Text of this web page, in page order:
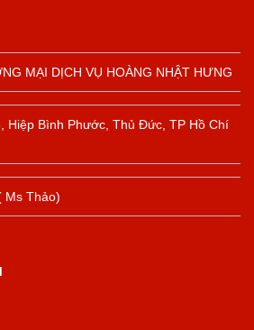
MẠI DỊCH VỤ HOÀNG NHẬT HƯNG
Hiệp Bình Phước, Thủ Đức, TP Hồ Chí
Ms Thảo)